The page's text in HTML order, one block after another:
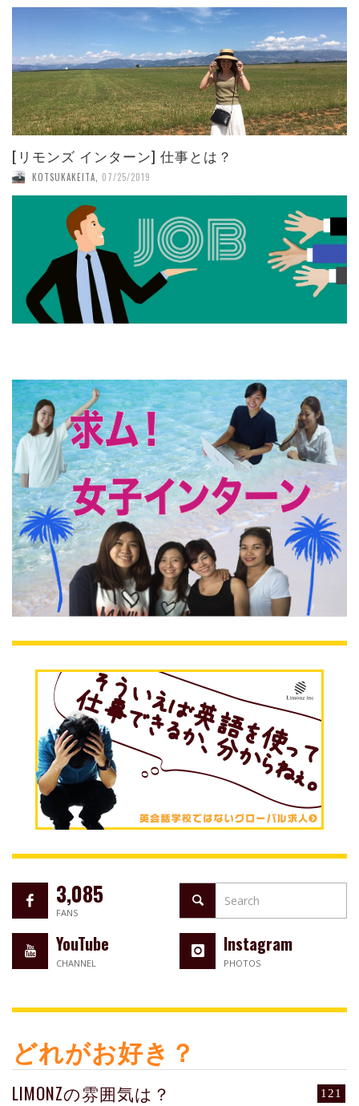
[リモンズ インターン] 仕事とは？
KOTSUKAKEITA 07/25/2019
3,085
FANS
YouTube
CHANNEL
Instagram
PHOTOS
どれがお好き？
121
LIMONZの雰囲気は？